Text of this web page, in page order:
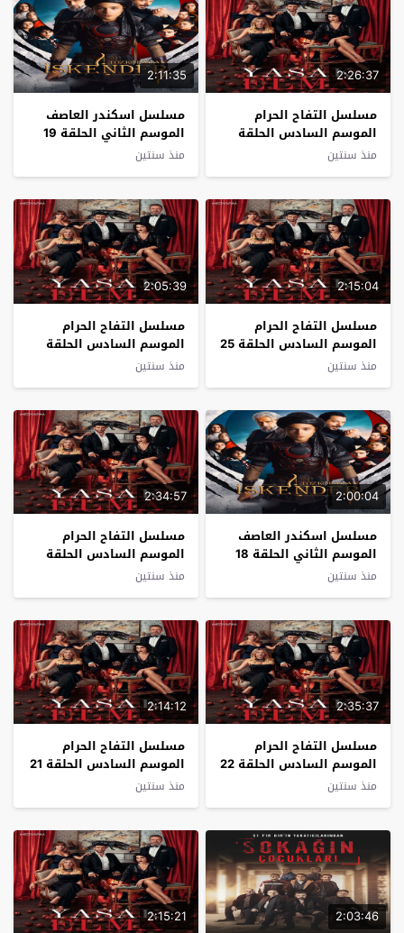
2:26:37
مسلسل التفاح الحرام
الموسم السادس الحلقة
26 مترجم
منذ سنتين
2:11:35
مسلسل اسكندر العاصف
الموسم الثاني الحلقة 19
مترجم
منذ سنتين
2:15:04
مسلسل التفاح الحرام
الموسم السادس الحلقة 25
مترجم
منذ سنتين
2:05:39
مسلسل التفاح الحرام
الموسم السادس الحلقة
24 مترجم
منذ سنتين
2:00:04
مسلسل اسكندر العاصف
الموسم الثاني الحلقة 18
مترجم
منذ سنتين
2:34:57
مسلسل التفاح الحرام
الموسم السادس الحلقة
23 مترجم
منذ سنتين
2:35:37
مسلسل التفاح الحرام
الموسم السادس الحلقة 22
مترجم
منذ سنتين
2:14:12
مسلسل التفاح الحرام
الموسم السادس الحلقة 21
مترجم
منذ سنتين
2:03:46
2:15:21